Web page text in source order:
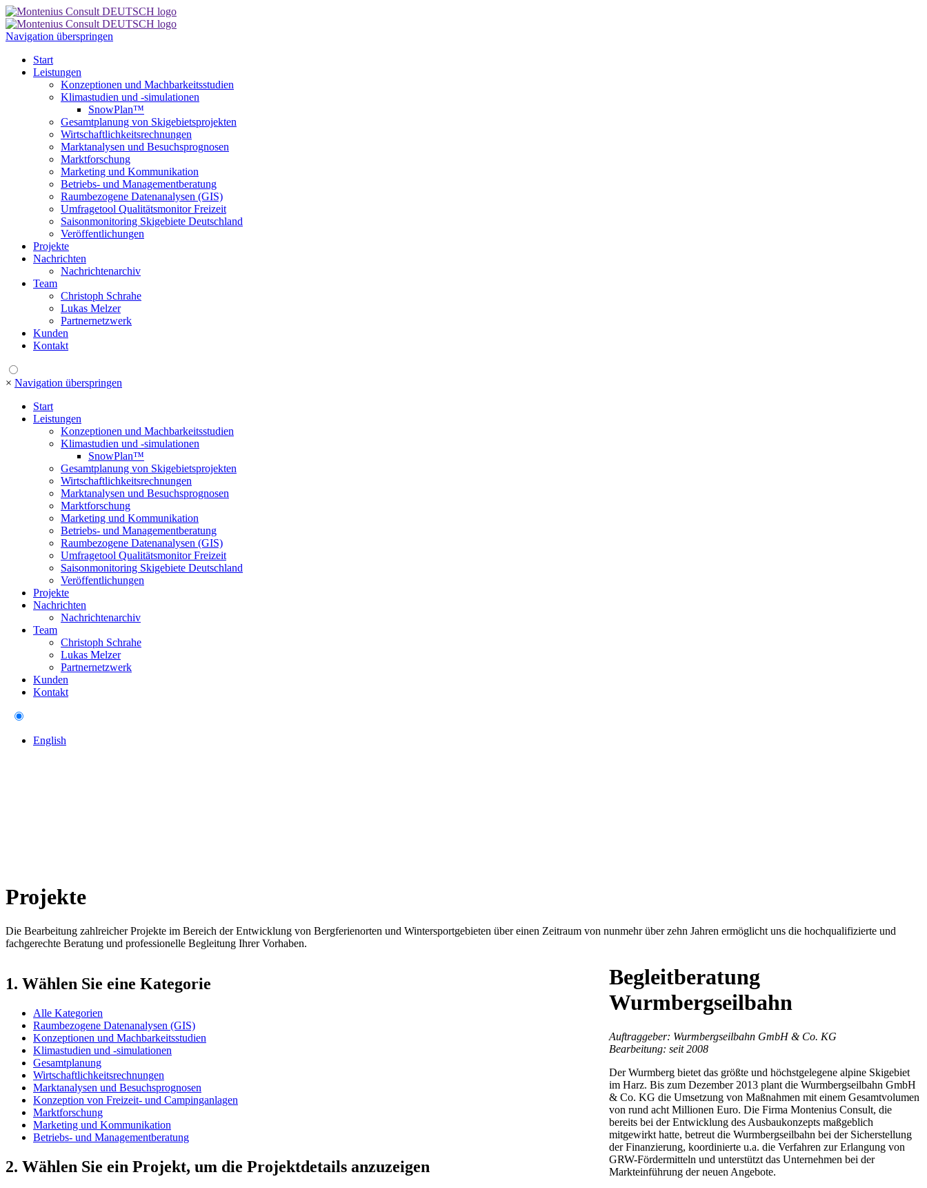
Navigation überspringen
Start
Leistungen
Konzeptionen und Machbarkeitsstudien
Klimastudien und -simulationen
SnowPlan™
Gesamtplanung von Skigebietsprojekten
Wirtschaftlichkeitsrechnungen
Marktanalysen und Besuchsprognosen
Marktforschung
Marketing und Kommunikation
Betriebs- und Managementberatung
Raumbezogene Datenanalysen (GIS)
Umfragetool Qualitätsmonitor Freizeit
Saisonmonitoring Skigebiete Deutschland
Veröffentlichungen
Projekte
Nachrichten
Nachrichtenarchiv
Team
Christoph Schrahe
Lukas Melzer
Partnernetzwerk
Kunden
Kontakt
× Navigation überspringen
Start
Leistungen
Konzeptionen und Machbarkeitsstudien
Klimastudien und -simulationen
SnowPlan™
Gesamtplanung von Skigebietsprojekten
Wirtschaftlichkeitsrechnungen
Marktanalysen und Besuchsprognosen
Marktforschung
Marketing und Kommunikation
Betriebs- und Managementberatung
Raumbezogene Datenanalysen (GIS)
Umfragetool Qualitätsmonitor Freizeit
Saisonmonitoring Skigebiete Deutschland
Veröffentlichungen
Projekte
Nachrichten
Nachrichtenarchiv
Team
Christoph Schrahe
Lukas Melzer
Partnernetzwerk
Kunden
Kontakt
English
Projekte
Die Bearbeitung zahlreicher Projekte im Bereich der Entwicklung von Bergferienorten und Wintersportgebieten über einen Zeitraum von nunmehr über zehn Jahren ermöglicht uns die hochqualifizierte und
fachgerechte Beratung und professionelle Begleitung Ihrer Vorhaben.
1. Wählen Sie eine Kategorie
Alle Kategorien
Raumbezogene Datenanalysen (GIS)
Konzeptionen und Machbarkeitsstudien
Klimastudien und -simulationen
Gesamtplanung
Wirtschaftlichkeitsrechnungen
Marktanalysen und Besuchsprognosen
Konzeption von Freizeit- und Campinganlagen
Marktforschung
Marketing und Kommunikation
Betriebs- und Managementberatung
2. Wählen Sie ein Projekt, um die Projektdetails anzuzeigen
Begleitberatung
Wurmbergseilbahn
Auftraggeber: Wurmbergseilbahn GmbH & Co. KG
Bearbeitung: seit 2008
Der Wurmberg bietet das größte und höchstgelegene alpine Skigebiet
im Harz. Bis zum Dezember 2013 plant die Wurmbergseilbahn GmbH
& Co. KG die Umsetzung von Maßnahmen mit einem Gesamtvolumen
von rund acht Millionen Euro. Die Firma Montenius Consult, die
bereits bei der Entwicklung des Ausbaukonzepts maßgeblich
mitgewirkt hatte, betreut die Wurmbergseilbahn bei der Sicherstellung
der Finanzierung, koordinierte u.a. die Verfahren zur Erlangung von
GRW-Fördermitteln und unterstützt das Unternehmen bei der
Markteinführung der neuen Angebote.